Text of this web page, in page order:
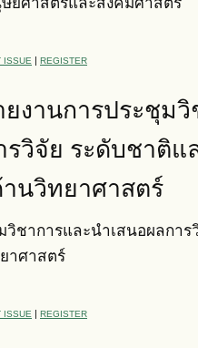
ISSUE REGISTER
ยงานการประชุม
รวิจัย ระดับชาติ
นวิทยาศาสตร์
วิชาการและนำเสนอผลกา
าศาสตร์
ISSUE | REGISTER